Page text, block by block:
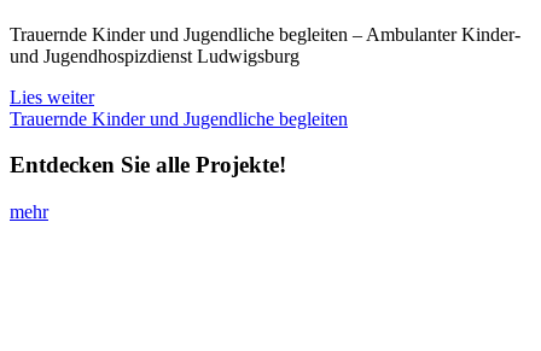
Trauernde Kinder und Jugendliche begleiten – Ambulanter Kinder-
und Jugendhospizdienst Ludwigsburg
Lies weiter
Trauernde Kinder und Jugendliche begleiten
Entdecken Sie alle Projekte!
mehr